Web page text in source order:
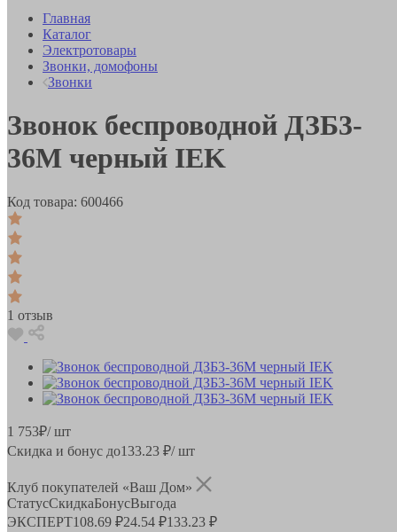
Главная
Каталог
Электротовары
Звонки, домофоны
Звонки
Звонок беспроводной ДЗБ3-
36М черный IEK
Код товара: 600466
1 отзыв
1 753₽/ шт
Скидка и бонус до133.23 ₽/ шт
Клуб покупателей «Ваш Дом»
СтатусСкидкаБонусВыгода
ЭКСПЕРТ108.69 ₽24.54 ₽133.23 ₽